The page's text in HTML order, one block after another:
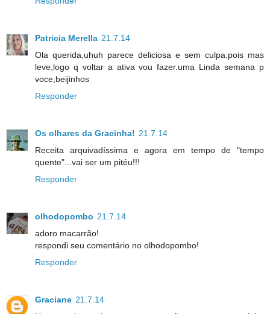
Patricia Merella 21.7.14
Ola querida,uhuh parece deliciosa e sem culpa.pois mas
leve,logo q voltar a ativa vou fazer.uma Linda semana p
voce,beijinhos
Responder
Os olhares da Gracinha! 21.7.14
Receita arquivadíssima e agora em tempo de "tempo
quente"...vai ser um pitéu!!!
Responder
olhodopombo 21.7.14
adoro macarrão!
respondi seu comentário no olhodopombo!
Responder
Graciane 21.7.14